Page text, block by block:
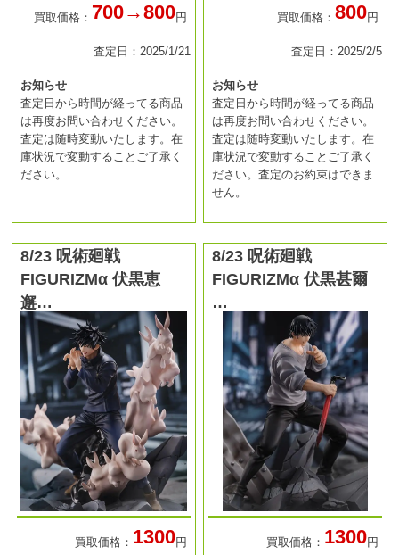
買取価格： 700→800円
査定日：2025/1/21
お知らせ
査定日から時間が経ってる商品
は再度お問い合わせください。
査定は随時変動いたします。在
庫状況で変動することご了承く
ださい。
買取価格： 800円
査定日：2025/2/5
お知らせ
査定日から時間が経ってる商品
は再度お問い合わせください。
査定は随時変動いたします。在
庫状況で変動することご了承く
ださい。査定のお約束はできま
せん。
8/23 呪術廻戦
FIGURIZMα 伏黒恵
邂…
買取価格： 1300円
8/23 呪術廻戦
FIGURIZMα 伏黒甚爾
…
買取価格： 1300円